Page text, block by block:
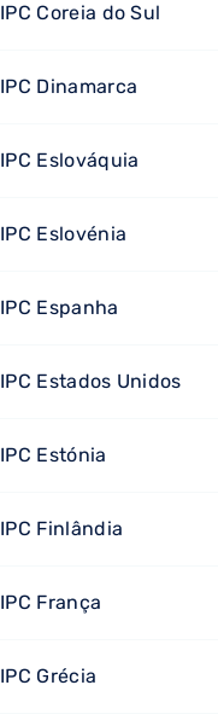
IPC Coreia do Sul
IPC Dinamarca
IPC Eslováquia
IPC Eslovénia
IPC Espanha
IPC Estados Unidos
IPC Estónia
IPC Finlândia
IPC França
IPC Grécia